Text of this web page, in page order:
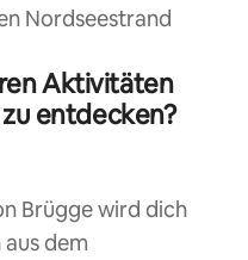
Nordseestrand
Aktivitäten
entdecken?
Brügge wird dich
dem